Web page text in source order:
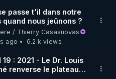
rgnr.li/warmcook avec le
sélection de produits
passe t'il dans notre
quand nous jeûnons ?
/ Thierry Casasnovas
ago
6.2 k views
19 : 2021 - Le Dr. Louis
renverse le plateau